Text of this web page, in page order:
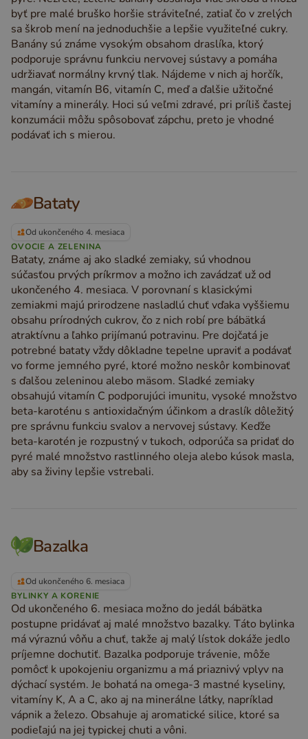
byť pre malé bruško horšie stráviteľné, zatiaľ čo v zrelých
sa škrob mení na jednoduchšie a lepšie využiteľné cukry.
Banány sú známe vysokým obsahom draslíka, ktorý
podporuje správnu funkciu nervovej sústavy a pomáha
udržiavať normálny krvný tlak. Nájdeme v nich aj horčík,
mangán, vitamín B6, vitamín C, meď a ďalšie užitočné
vitamíny a minerály. Hoci sú veľmi zdravé, pri príliš častej
konzumácii môžu spôsobovať zápchu, preto je vhodné
podávať ich s mierou.
Bataty
Od ukončeného 4. mesiaca
OVOCIE A ZELENINA
Bataty, známe aj ako sladké zemiaky, sú vhodnou
súčasťou prvých príkrmov a možno ich zavádzať už od
ukončeného 4. mesiaca. V porovnaní s klasickými
zemiakmi majú prirodzene nasladlú chuť vďaka vyššiemu
obsahu prírodných cukrov, čo z nich robí pre bábätká
atraktívnu a ľahko prijímanú potravinu. Pre dojčatá je
potrebné bataty vždy dôkladne tepelne upraviť a podávať
vo forme jemného pyré, ktoré možno neskôr kombinovať
s ďalšou zeleninou alebo mäsom. Sladké zemiaky
obsahujú vitamín C podporujúci imunitu, vysoké množstvo
beta-karoténu s antioxidačným účinkom a draslík dôležitý
pre správnu funkciu svalov a nervovej sústavy. Keďže
beta-karotén je rozpustný v tukoch, odporúča sa pridať do
pyré malé množstvo rastlinného oleja alebo kúsok masla,
aby sa živiny lepšie vstrebali.
Bazalka
Od ukončeného 6. mesiaca
BYLINKY A KORENIE
Od ukončeného 6. mesiaca možno do jedál bábätka
postupne pridávať aj malé množstvo bazalky. Táto bylinka
má výraznú vôňu a chuť, takže aj malý lístok dokáže jedlo
príjemne dochutiť. Bazalka podporuje trávenie, môže
pomôcť k upokojeniu organizmu a má priaznivý vplyv na
dýchací systém. Je bohatá na omega-3 mastné kyseliny,
vitamíny K, A a C, ako aj na minerálne látky, napríklad
vápnik a železo. Obsahuje aj aromatické silice, ktoré sa
podieľajú na jej typickej chuti a vôni.